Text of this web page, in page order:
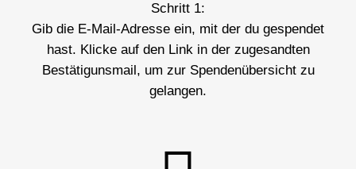
Schritt 1:
Gib die E-Mail-Adresse ein, mit der du gespendet
hast. Klicke auf den Link in der zugesandten
Bestätigunsmail, um zur Spendenübersicht zu
gelangen.